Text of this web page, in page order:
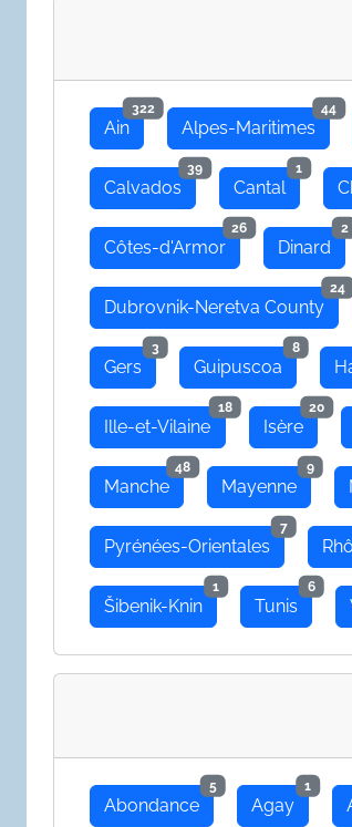
Ain
322
Alpes-Maritimes
44
Calvados
39
Cantal
1
Côtes-d'Armor
26
Dinard
2
Dubrovnik-Neretva County
24
Gers
3
Guipuscoa
8
Ille-et-Vilaine
18
Isère
20
Manche
48
Mayenne
9
Pyrénées-Orientales
7
Šibenik-Knin
1
Tunis
6
Abondance
5
Agay
1